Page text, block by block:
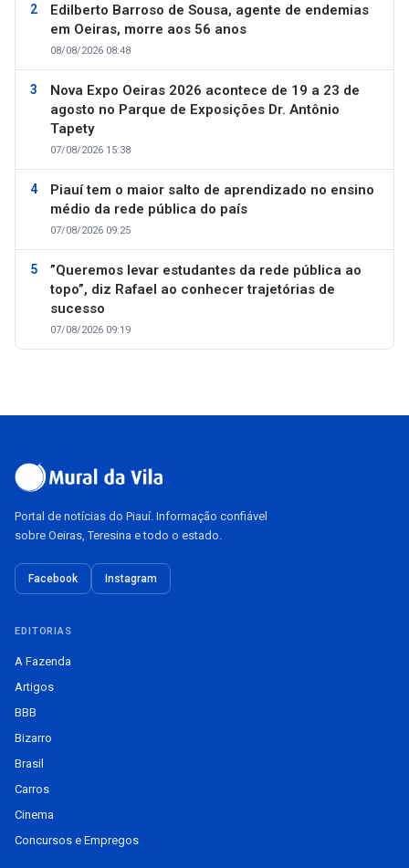
Edilberto Barroso de Sousa, agente de endemias
em Oeiras, morre aos 56 anos
08/08/2026 08:48
Nova Expo Oeiras 2026 acontece de 19 a 23 de
agosto no Parque de Exposições Dr. Antônio
Tapety
07/08/2026 15:38
Piauí tem o maior salto de aprendizado no ensino
médio da rede pública do país
07/08/2026 09:25
”Queremos levar estudantes da rede pública ao
topo”, diz Rafael ao conhecer trajetórias de
sucesso
07/08/2026 09:19
Portal de notícias do Piauí. Informação confiável
sobre Oeiras, Teresina e todo o estado.
Facebook Instagram
EDITORIAS
A Fazenda
Artigos
BBB
Bizarro
Brasil
Carros
Cinema
Concursos e Empregos